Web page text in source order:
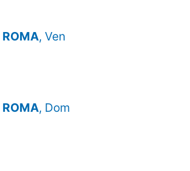
, Ven
, Dom